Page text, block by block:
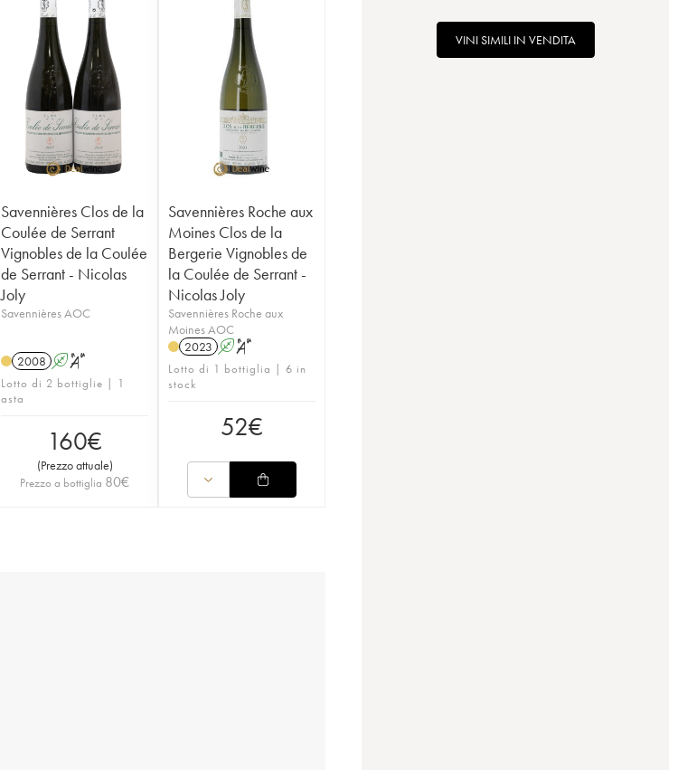
Savennières Clos de la
Coulée de Serrant
Vignobles de la Coulée
de Serrant - Nicolas
Joly
Savennières AOC
2008 A S
Lotto di 2 bottiglie | 1
asta
160€
(Prezzo attuale)
Prezzo a bottiglia 80€
Savennières Roche aux
Moines Clos de la
Bergerie Vignobles de
la Coulée de Serrant -
Nicolas Joly
Savennières Roche aux
Moines AOC
2023 A S
Lotto di 1 bottiglia | 6 in
stock
52€
VINI SIMILI IN VENDITA